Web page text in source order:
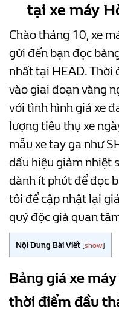
tại xe máy
Chào tháng 10, xe
gửi đến bạn đọc
nhất tại HEAD. Thời
vào giai đoạn vàng
với tình hình giá xe
lượng tiêu thụ xe
mẫu xe tay ga như
dấu hiệu giảm nhiệt
dành ít phút để đọc
tôi để cập nhật lại
quý độc giả quan
Nội Dung Bài Viết [show]
Bảng giá xe
thời điểm đầu